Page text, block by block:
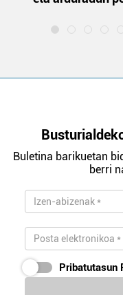
Buletina barikuetan
berri
Pribatutasun